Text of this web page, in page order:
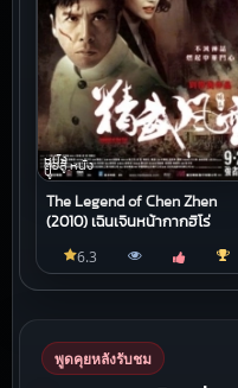
หนัง
ต่อสู้,หนัง
บู๊
The Legend of Chen Zhen
(2010) เฉินเจินหน้ากากฮีโร่
6.3
พูดคุยหลังรับชม